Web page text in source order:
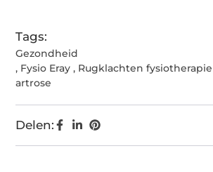
Tags:
Gezondheid
, Fysio Eray , Rugklachten fysiotherapie
artrose
Delen: